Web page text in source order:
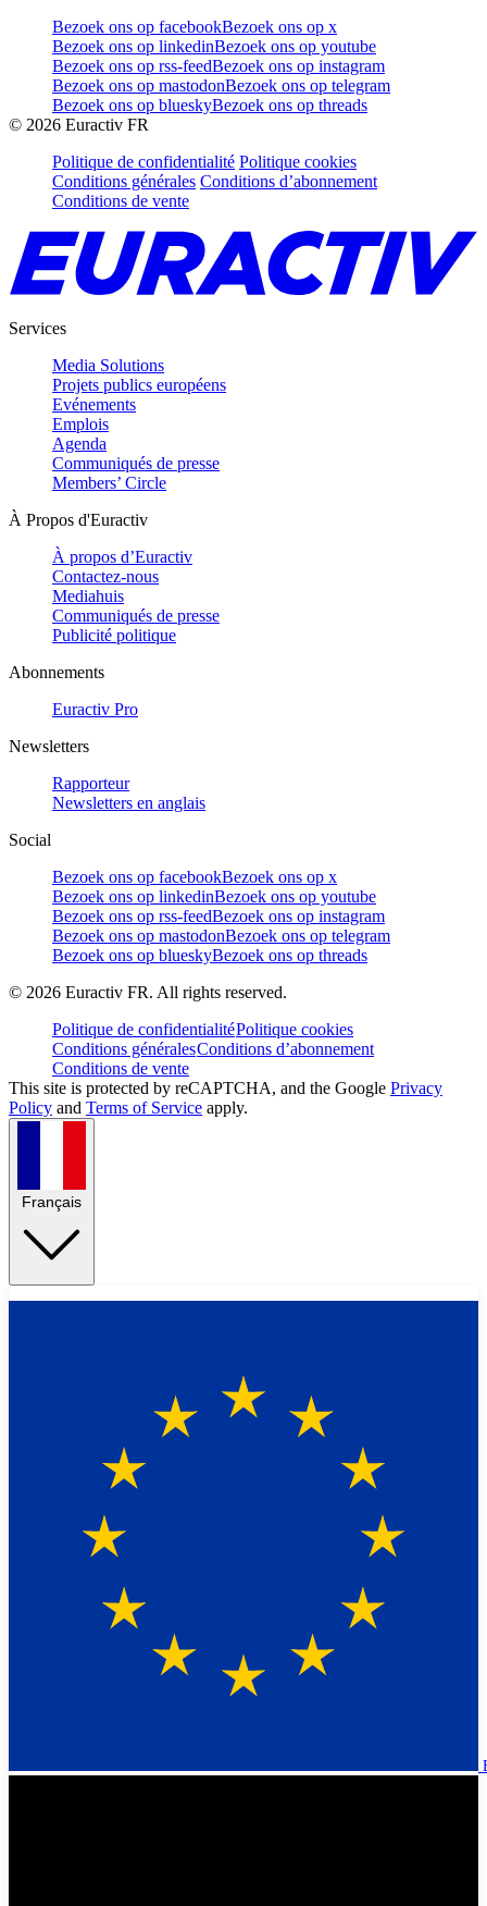
Bezoek ons op facebookBezoek ons op x
Bezoek ons op linkedinBezoek ons op youtube
Bezoek ons op rss-feedBezoek ons op instagram
Bezoek ons op mastodonBezoek ons op telegram
Bezoek ons op blueskyBezoek ons op threads
© 2026 Euractiv FR
Politique de confidentialité Politique cookies
Conditions générales Conditions d’abonnement
Conditions de vente
Services
Media Solutions
Projets publics européens
Evénements
Emplois
Agenda
Communiqués de presse
Members’ Circle
À Propos d'Euractiv
À propos d’Euractiv
Contactez-nous
Mediahuis
Communiqués de presse
Publicité politique
Abonnements
Euractiv Pro
Newsletters
Rapporteur
Newsletters en anglais
Social
Bezoek ons op facebookBezoek ons op x
Bezoek ons op linkedinBezoek ons op youtube
Bezoek ons op rss-feedBezoek ons op instagram
Bezoek ons op mastodonBezoek ons op telegram
Bezoek ons op blueskyBezoek ons op threads
© 2026 Euractiv FR. All rights reserved.
Politique de confidentialitéPolitique cookies
Conditions généralesConditions d’abonnement
Conditions de vente
This site is protected by reCAPTCHA, and the Google Privacy
Policy and Terms of Service apply.
Français